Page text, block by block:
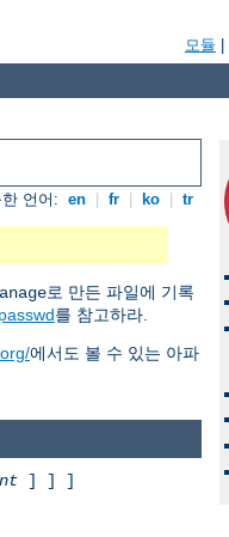
모듈
언어: en fr ko tr
로 만든 파일에 기록
를 참고하라.
에서도 볼 수 있는 아파
] ] ]